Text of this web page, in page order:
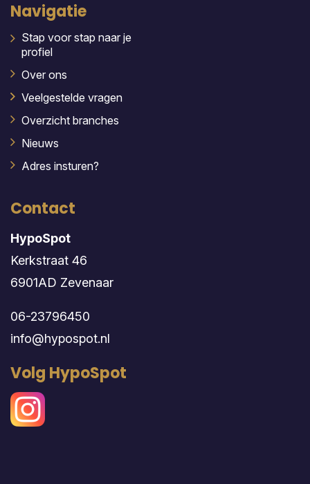
Navigatie
Stap voor stap naar je
profiel
Over ons
Veelgestelde vragen
Overzicht branches
Nieuws
Adres insturen?
Contact
HypoSpot
Kerkstraat 46
6901AD Zevenaar
06-23796450
info@hypospot.nl
Volg HypoSpot